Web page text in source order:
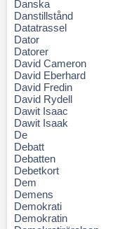
Danska
Danstillstånd
Datatrassel
Dator
Datorer
David Cameron
David Eberhard
David Fredin
David Rydell
Dawit Isaac
Dawit Isaak
De
Debatt
Debatten
Debetkort
Dem
Demens
Demokrati
Demokratin